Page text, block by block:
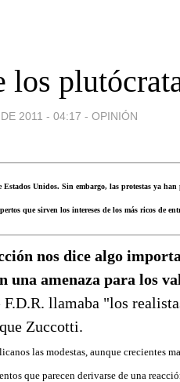
los
2011 - 04:17 - OPINIÓN
Unidos. Sin embargo, las protestas ya
que sirven los intereses de los más ricos de
nos dice algo
una amenaza para los
F.D.R. llamaba "los
Zuccotti.
las modestas, aunque crecientes
que parecen derivarse de una